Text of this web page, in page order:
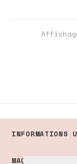
INFORMATIONS
MAQUEDA SHOP